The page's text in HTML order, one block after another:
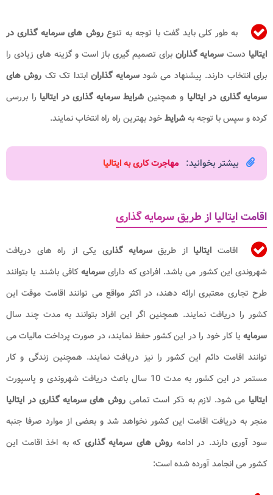
به طور کلی باید گفت با توجه به تنوعروش های سرمایه گذاری در
ایتالیا دست سرمایه گذاران برای تصمیم گیری باز است و گزینه های زیادی را
برای انتخاب دارند. پیشنهاد می شودسرمایه گذارانابتدا تک تک روش های
سرمایه گذاری در ایتالیا و همچنین شرایط سرمایه گذاری در ایتالیا را بررسی
کرده و سپس با توجه بهشرایطخود بهترین راه راه انتخاب نمایند.
بیشتر بخوانید: مهاجرت کاری به ایتالیا
اقامت ایتالیا از طریق سرمایه گذاری
اقامتایتالیا از طریقسرمایه گذاری یکی از راه های دریافت
شهروندی این کشور می باشد. افرادی که دارای سرمایهکافی باشند یا بتوانند
طرح تجاری معتبری ارائه دهند، در اکثر مواقع می توانند اقامت موقت این
کشور را دریافت نمایند. همچنین اگر این افراد بتوانند به مدت چند سال
سرمایه یا کار خود را در این کشور حفظ نمایند، در صورت پرداخت مالیات می
توانند اقامت دائم این کشور را نیز دریافت نمایند. همچنین زندگی و کار
مستمر در این کشور به مدت 10 سال باعث دریافت شهروندی و پاسپورت
ایتالیا می شود. لازم به ذکر است تمامی روش های سرمایه گذاری در ایتالیا
منجر به دریافت اقامت این کشور نخواهد شد و بعضی از موارد صرفا جنبه
سود آوری دارند. در ادامه روش های سرمایه گذاری که به اخذ اقامت این
کشور می انجامد آورده شده است: